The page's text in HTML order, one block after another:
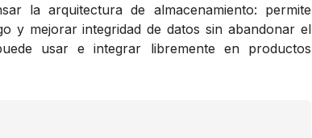
la arquitectura de almacenamiento: permite
y mejorar integridad de datos sin abandonar el
usar e integrar libremente en productos